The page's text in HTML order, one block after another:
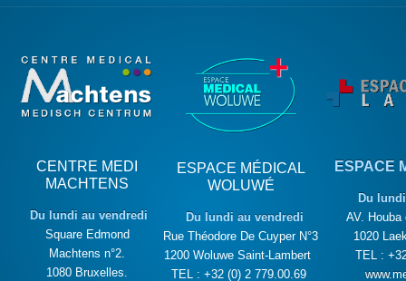
CENTRE MEDI
MACHTENS
Du lundi au vendredi
Square Edmond
Machtens n°2.
1080 Bruxelles.
ESPACE MÉDICAL
WOLUWÉ
Du lundi au vendredi
Rue Théodore De Cuyper N°3
1200 Woluwe Saint-Lambert
TEL : +32 (0) 2 779.00.69
ESPACE
Du
AV. Houba
1020
TEL :